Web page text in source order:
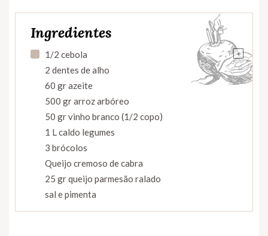
Ingredientes
+
1/2 cebola
2 dentes de alho
60 gr azeite
500 gr arroz arbóreo
50 gr vinho branco (1/2 copo)
1 L caldo legumes
3 brócolos
Queijo cremoso de cabra
25 gr queijo parmesão ralado
sal e pimenta